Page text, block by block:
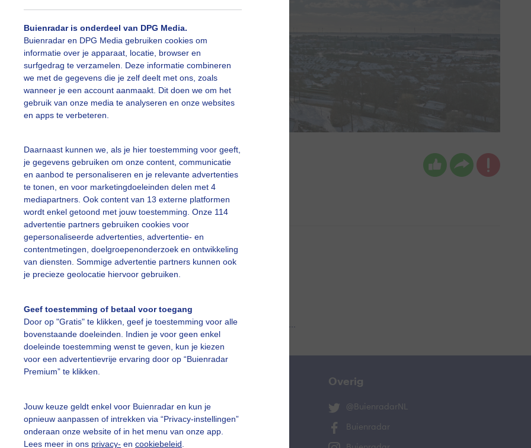
Buienradar is onderdeel van DPG Media.
Buienradar en DPG Media gebruiken cookies om
informatie over je apparaat, locatie, browser en
surfgedrag te verzamelen. Deze informatie combineren
we met de gegevens die je zelf deelt met ons, zoals
wanneer je een account aanmaakt. Dit doen we om het
gebruik van onze media te analyseren en onze websites
en apps te verbeteren.
Daarnaast kunnen we, als je hier toestemming voor geeft,
je gegevens gebruiken om onze content, communicatie
en aanbod te personaliseren en je relevante advertenties
te tonen, en voor marketingdoeleinden delen met 4
mediapartners. Ook content van 13 externe platformen
wordt enkel getoond met jouw toestemming. Onze 114
advertentie partners gebruiken cookies voor
gepersonaliseerde advertenties, advertentie- en
contentmetingen, doelgroepenonderzoek en ontwikkeling
van diensten. Sommige advertentie partners kunnen ook
je precieze geolocatie hiervoor gebruiken.
Geef toestemming of betaal voor toegang
Door op "Gratis" te klikken, geef je toestemming voor alle
bovenstaande doeleinden. Indien je voor geen enkel
doeleinde toestemming wenst te geven, kun je kiezen
voor een advertentievrije ervaring door op “Buienradar
Premium” te klikken.
Jouw keuze geldt enkel voor Buienradar en kun je
opnieuw aanpassen of intrekken via “Privacy-instellingen”
onderaan onze website of in het menu van onze app.
Lees meer in ons privacy- en cookiebeleid
opklaringen na talrijke sneeuwbuien
Simone Genna Wiersma Gemaakt: 05-01-2026, 44x bekeken
Sneeuw Winter
slideshow
Een moment geduld aub...
vragen
De Bilt
Overig
@BuienradarNL
Buienradar